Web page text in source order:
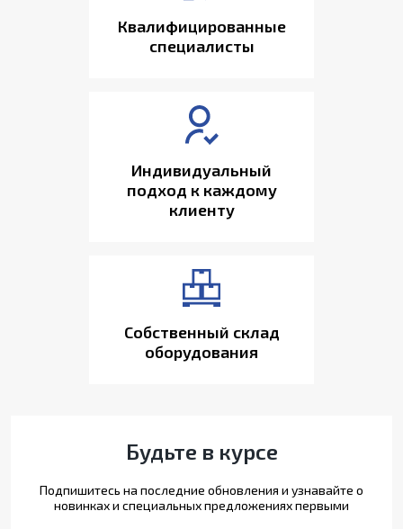
Квалифицированные
специалисты
Индивидуальный
подход к каждому
клиенту
Собственный склад
оборудования
Будьте в курсе
Подпишитесь на последние обновления и узнавайте о
новинках и специальных предложениях первыми